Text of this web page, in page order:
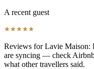
A recent guest
Reviews for Lavie Maison:
are syncing — check
what other travellers said.